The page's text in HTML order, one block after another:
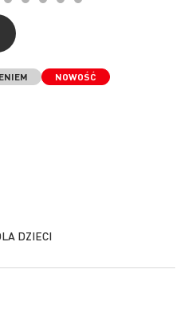
NOWOŚĆ
DZIECI